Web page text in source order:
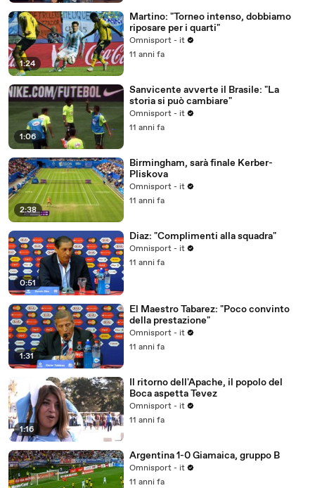
1:24
Martino: "Torneo intenso, dobbiamo
riposare per i quarti"
Omnisport - it
11 anni fa
1:06
Sanvicente avverte il Brasile: "La
storia si può cambiare"
Omnisport - it
11 anni fa
2:38
Birmingham, sarà finale Kerber-
Pliskova
Omnisport - it
11 anni fa
0:51
Diaz: "Complimenti alla squadra"
Omnisport - it
11 anni fa
1:31
El Maestro Tabarez: "Poco convinto
della prestazione"
Omnisport - it
11 anni fa
1:16
Il ritorno dell'Apache, il popolo del
Boca aspetta Tevez
Omnisport - it
11 anni fa
Argentina 1-0 Giamaica, gruppo B
Omnisport - it
11 anni fa